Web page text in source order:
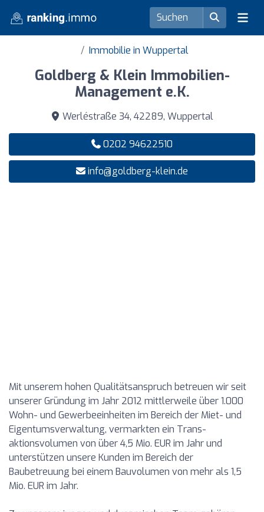
Immobilie in Wuppertal
Goldberg & Klein Immobilien-
Management e.K.
Werléstraße 34, 42289, Wuppertal
0202 94622510
info@goldberg-klein.de
Mit unserem hohen Qualitätsanspruch betreuen wir seit
unserer Gründung im Jahr 2012 mittlerweile über 1.000
Wohn- und Gewerbeeinheiten im Bereich der Miet- und
Eigentumsverwaltung, vermarkten ein Trans-
aktionsvolumen von über 4,5 Mio. EUR im Jahr und
unterstützen unsere Kunden im Bereich der
Baubetreuung bei einem Bauvolumen von mehr als 1,5
Mio. EUR im Jahr.